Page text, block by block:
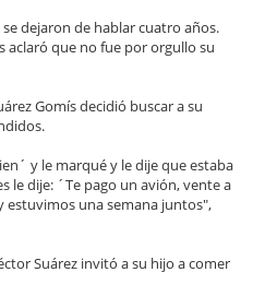
dejaron de hablar cuatro años.
aclaró que no fue por orgullo su
Gomís decidió buscar a su
y le marqué y le dije que estaba
le dije: ´Te pago un avión, vente a
estuvimos una semana juntos",
Suárez invitó a su hijo a comer